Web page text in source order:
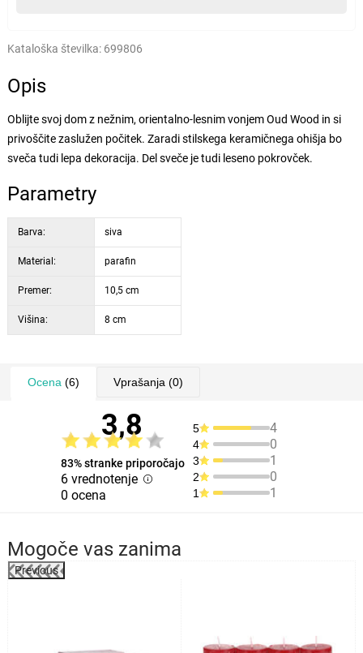
Kataloška številka: 699806
Opis
Oblijte svoj dom z nežnim, orientalno-lesnim vonjem Oud Wood in si
privoščite zaslužen počitek. Zaradi stilskega keramičnega ohišja bo
sveča tudi lepa dekoracija. Del sveče je tudi leseno pokrovček.
Parametry
Barva: siva
Material: parafin
Premer: 10,5 cm
Višina: 8 cm
Ocena (6) Vprašanja (0)
3,8
83% stranke priporočajo
6 vrednotenje
0 ocena
5 4
4 0
3 1
2 0
1 1
Mogoče vas zanima
Previous